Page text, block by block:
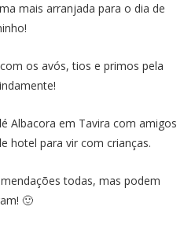
mais arranjada para o dia de
os avós, tios e primos pela
Albacora em Tavira com amigos
hotel para vir com crianças.
todas, mas podem
🙂